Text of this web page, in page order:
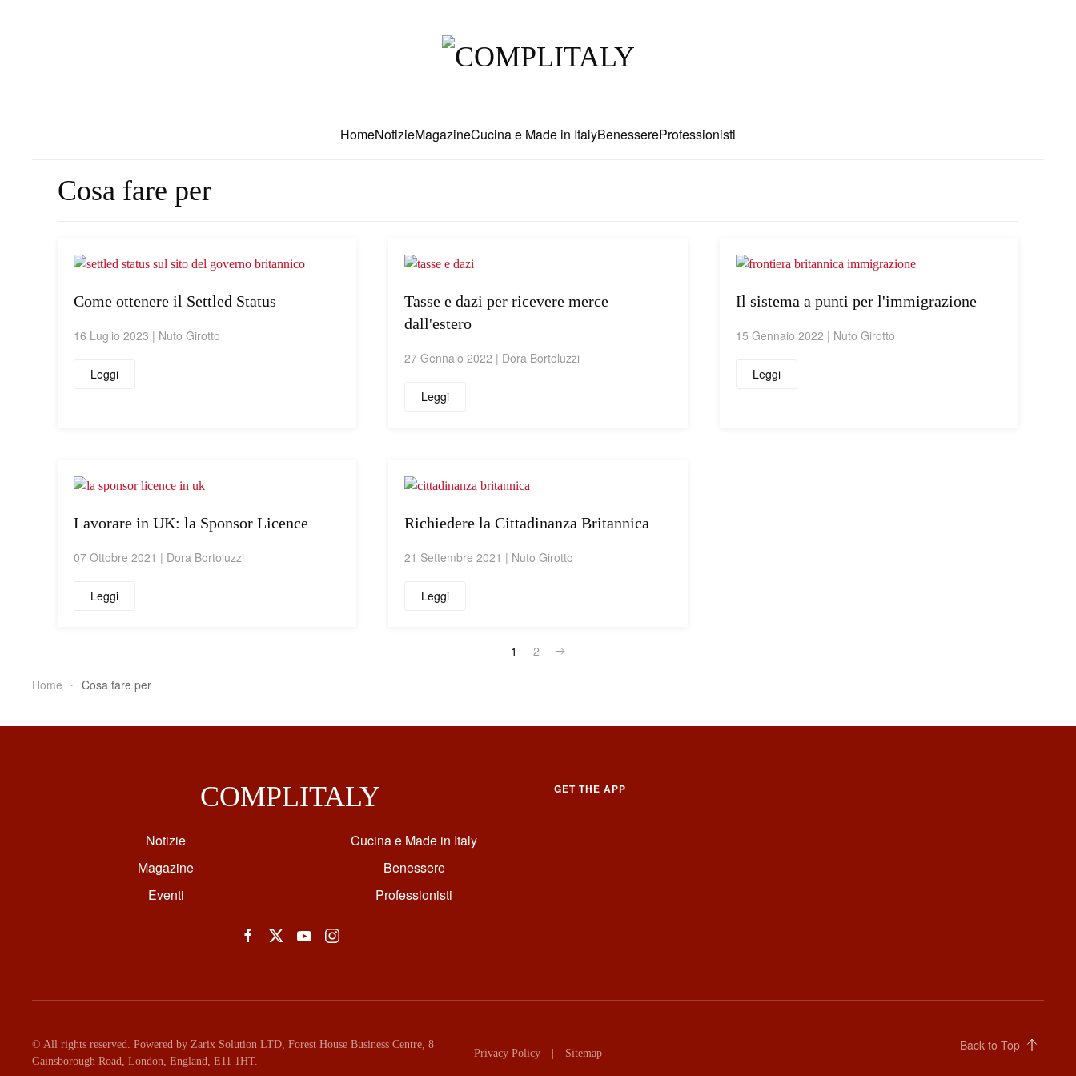
HomeNotizieMagazineCucina e Made in ItalyBenessereProfessionisti
Cosa fare per
Come ottenere il Settled Status
16 Luglio 2023 | Nuto Girotto
Leggi
Tasse e dazi per ricevere merce
dall'estero
27 Gennaio 2022 | Dora Bortoluzzi
Leggi
Il sistema a punti per l'immigrazione
15 Gennaio 2022 | Nuto Girotto
Leggi
Lavorare in UK: la Sponsor Licence
07 Ottobre 2021 | Dora Bortoluzzi
Leggi
Richiedere la Cittadinanza Britannica
21 Settembre 2021 | Nuto Girotto
Leggi
1 2
Home Cosa fare per
COMPLITALY
Notizie
Magazine
Eventi
Cucina e Made in Italy
Benessere
Professionisti
GET THE APP
© All rights reserved. Powered by Zarix Solution LTD, Forest House Business Centre, 8
Gainsborough Road, London, England, E11 1HT.
Privacy Policy Sitemap
Back to Top